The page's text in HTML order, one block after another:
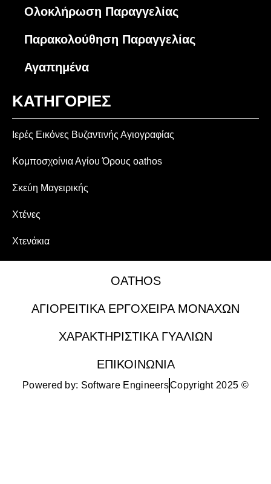
Ολοκλήρωση Παραγγελίας
Παρακολούθηση Παραγγελίας
Αγαπημένα
ΚΑΤΗΓΟΡΙΕΣ
Ιερές Εικόνες Βυζαντινής Αγιογραφίας
Κομποσχοίνια Αγίου Όρους oathos
Σκεύη Μαγειρικής
Χτένες
Χτενάκια
OATHOS
ΑΓΙΟΡΕΙΤΙΚΑ ΕΡΓΟΧΕΙΡΑ ΜΟΝΑΧΩΝ
ΧΑΡΑΚΤΗΡΙΣΤΙΚΑ ΓΥΑΛΙΩΝ
ΕΠΙΚΟΙΝΩΝΙΑ
Powered by: Software EngineersCopyright 2025 ©